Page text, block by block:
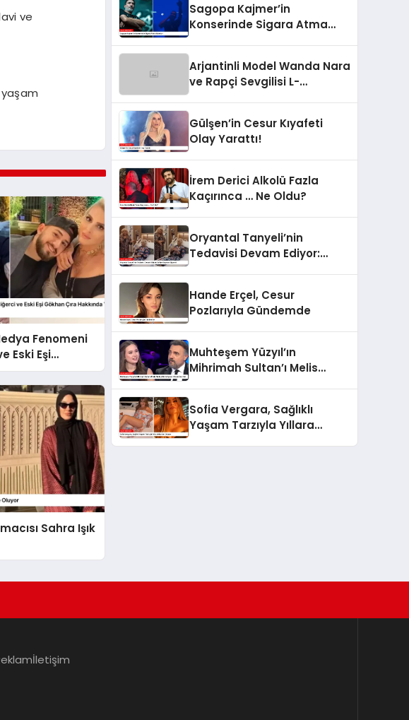
ve
yaşam
Fenomeni
Eski Eşi
Yurt
Sahra Işık
Sagopa Kajmer’in
Konserinde Sigara Atma
Arjantinli Model Wanda Nara
ve Rapçi Sevgilisi L-
Yarattı
Gülşen’in Cesur Kıyafeti
Olay Yarattı!
İrem Derici Alkolü Fazla
Kaçırınca … Ne Oldu?
Oryantal Tanyeli’nin
Tedavisi Devam Ediyor:
Hande Erçel, Cesur
Pozlarıyla Gündemde
Muhteşem Yüzyıl’ın
Mihrimah Sultan’ı Melis
Sofia Vergara, Sağlıklı
Yaşam Tarzıyla Yıllara
İletişim